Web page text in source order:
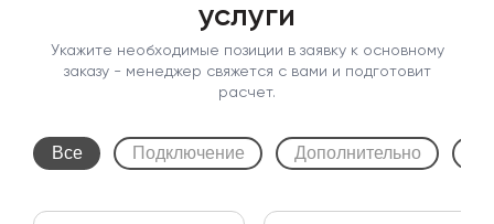
услуги
Укажите необходимые позиции в заявку к основному
заказу - менеджер свяжется с вами и подготовит
расчет.
Все Подключение Дополнительно